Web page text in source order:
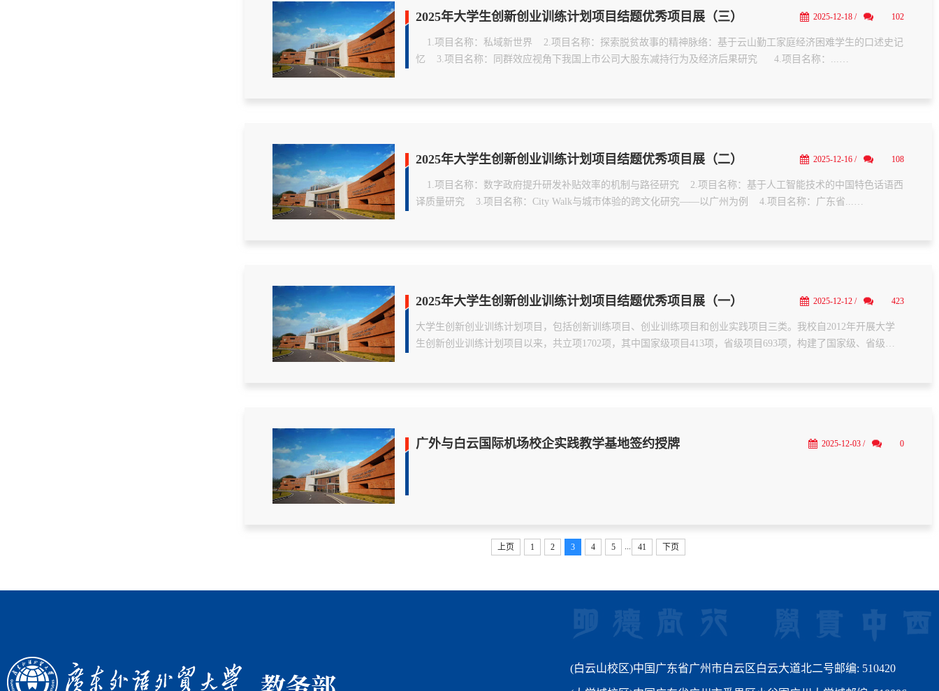
2025年大学生创新创业训练计划项目结题优秀项目展（三） 2025-12-18 / 102
​    1.项目名称：私域新世界    2.项目名称：探索脱贫故事的精神脉络：基于云山勤工家庭经济困难学生的口述史记
忆    3.项目名称：同群效应视角下我国上市公司大股东减持行为及经济后果研究      4.项目名称：...
2025年大学生创新创业训练计划项目结题优秀项目展（二） 2025-12-16 / 108
1.项目名称：数字政府提升研发补贴效率的机制与路径研究    2.项目名称：基于人工智能技术的中国特色话语西
译质量研究    3.项目名称：City Walk与城市体验的跨文化研究——以广州为例    4.项目名称：广东省...
2025年大学生创新创业训练计划项目结题优秀项目展（一） 2025-12-12 / 423
大学生创新创业训练计划项目，包括创新训练项目、创业训练项目和创业实践项目三类。我校自2012年开展大学
生创新创业训练计划项目以来，共立项1702项，其中国家级项目413项，省级项目693项，构建了国家级、省级、...
广外与白云国际机场校企实践教学基地签约授牌 2025-12-03 / 0
上页 1 2 3 4 5 41 下页
(白云山校区)中国广东省广州市白云区白云大道北二号邮编: 510420